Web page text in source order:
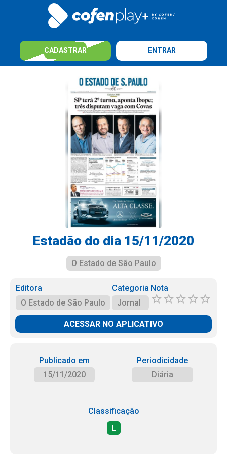
CADASTRAR ENTRAR
Estadão do dia 15/11/2020
O Estado de São Paulo
Editora
O Estado de São Paulo
Categoria
Jornal
Nota
ACESSAR NO APLICATIVO
Publicado em
15/11/2020
Periodicidade
Diária
Classificação
L